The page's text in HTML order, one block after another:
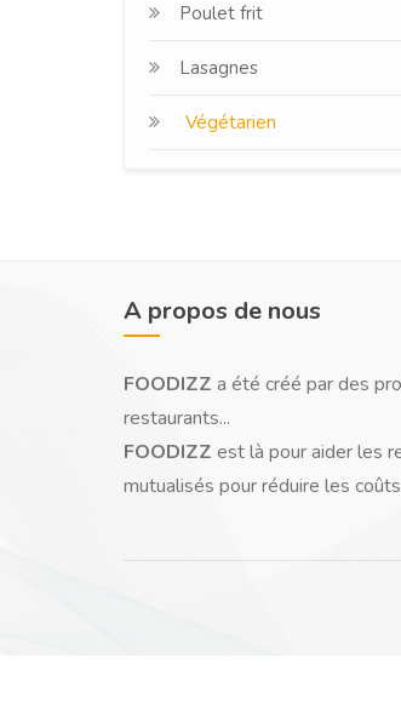
Poulet frit
Lasagnes
Végétarien
A propos de nous
FOODIZZ a été créé par des
restaurants...
FOODIZZ est là pour aider les
mutualisés pour réduire les